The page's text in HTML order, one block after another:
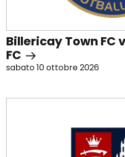
Billericay Town FC
FC
sabato 10 ottobre 2026